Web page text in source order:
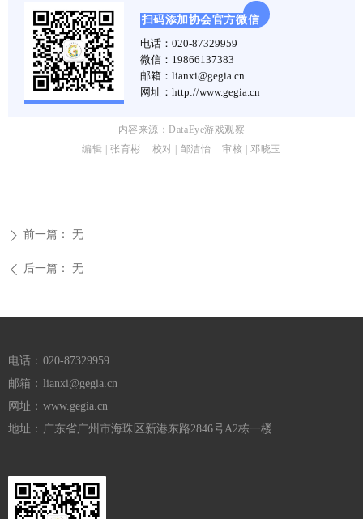
扫码添加协会官方微信
电话： 020-87329959
微信：19866137383
邮箱： lianxi@gegia.cn
网址：http://www.gegia.cn
内容来源：DataEye游戏观察
编辑 | 张育彬 校对 | 邹洁怡审核 | 邓晓玉
ꄴ 后一篇： 无
ꄲ 前一篇： 无
电话： 020-87329959
邮箱： lianxi@gegia.cn
网址： www.gegia.cn
地址： 广东省广州市海珠区新港东路2846号A2栋一楼